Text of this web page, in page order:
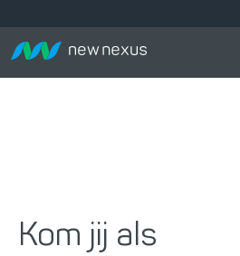
Kom jij als